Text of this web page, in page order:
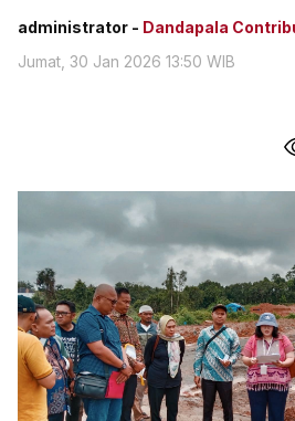
administrator - Dandapala
Jumat, 30 Jan 2026 13:50 WIB